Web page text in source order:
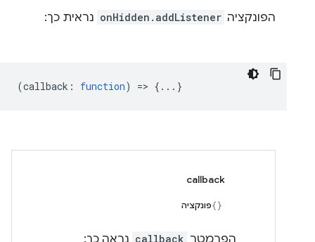
הפונקציה onHidden.addListener נראית כך:
(callback : function) => {...}
callback
פונקציה
הפרמטר callback נראה כך: